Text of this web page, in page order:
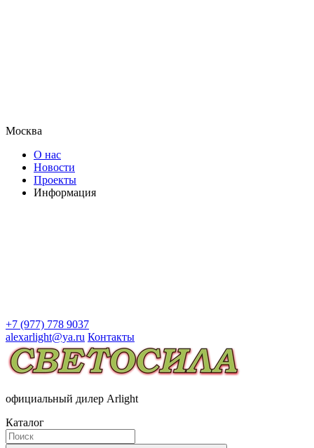
Москва
О нас
Новости
Проекты
Информация
+7 (977) 778 9037
alexarlight@ya.ru Контакты
официальный дилер Arlight
Каталог